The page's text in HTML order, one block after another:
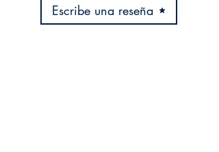
Escribe una reseña